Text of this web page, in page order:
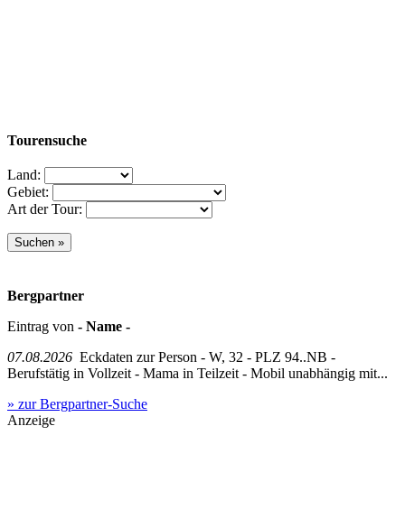
Tourensuche
Land:
Gebiet:
Art der Tour:
Bergpartner
Eintrag von - Name -
07.08.2026 Eckdaten zur Person - W, 32 - PLZ 94..NB -
Berufstätig in Vollzeit - Mama in Teilzeit - Mobil unabhängig mit...
» zur Bergpartner-Suche
Anzeige